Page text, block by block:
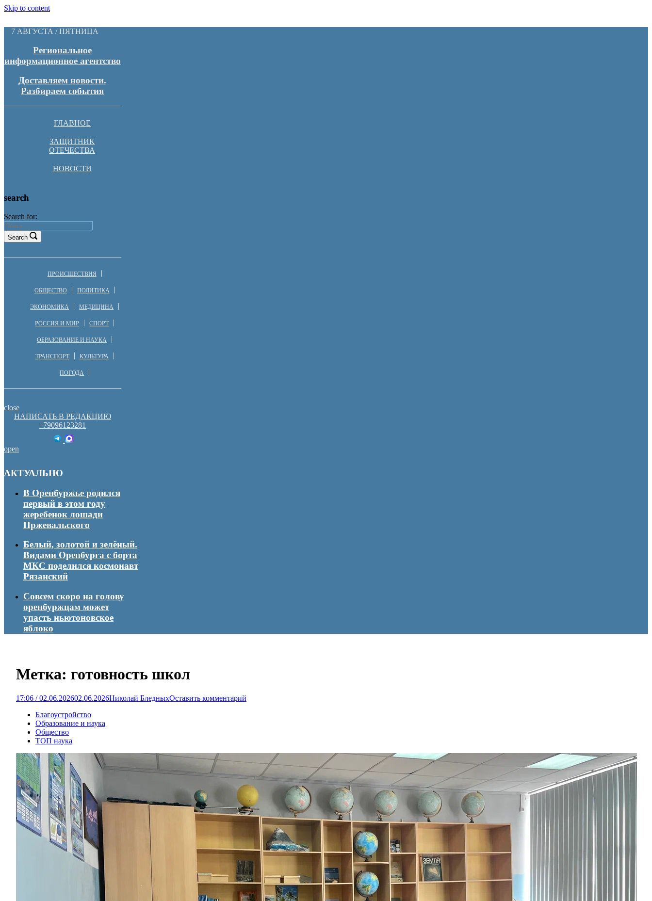
Skip to content
7 АВГУСТА / ПЯТНИЦА
Региональное
информационное агентство
Доставляем новости.
Разбираем события
ГЛАВНОЕ
ЗАЩИТНИК
ОТЕЧЕСТВА
НОВОСТИ
search
Search for:
Search
ПРОИСШЕСТВИЯ
ОБЩЕСТВО ПОЛИТИКА
ЭКОНОМИКА МЕДИЦИНА
РОССИЯ И МИР СПОРТ
ОБРАЗОВАНИЕ И НАУКА
ТРАНСПОРТ КУЛЬТУРА
ПОГОДА
close
НАПИСАТЬ В РЕДАКЦИЮ
+79096123281
open
АКТУАЛЬНО
В Оренбуржье родился
первый в этом году
жеребенок лошади
Пржевальского
Белый, золотой и зелёный.
Видами Оренбурга с борта
МКС поделился космонавт
Рязанский
Совсем скоро на голову
оренбуржцам может
упасть ньютоновское
яблоко
Метка: готовность школ
17:06 / 02.06.202602.06.2026Николай БледныхОставить комментарий
Благоустройство
Образование и наука
Общество
ТОП наука